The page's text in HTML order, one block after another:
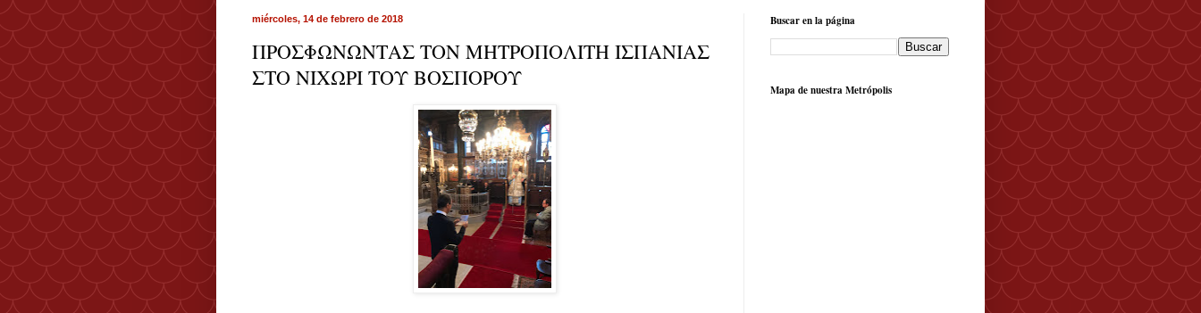
miércoles, 14 de febrero de 2018
ΠΡΟΣΦΩΝΩΝΤΑΣ ΤΟΝ ΜΗΤΡΟΠΟΛΙΤΗ ΙΣΠΑΝΙΑΣ
ΣΤΟ ΝΙΧΩΡΙ ΤΟΥ ΒΟΣΠΟΡΟΥ
Buscar en la página
Mapa de nuestra Metrópolis